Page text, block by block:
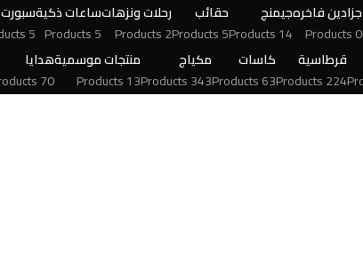
جزادين فاخره
0 Products
جيمنج
14 Products
حقائب
5 Products
رحلات ونزهات
2 Products
ساعات ذكية
5 Products
سبورت
5 Products
قرطاسية
224 Products
كاسات
63 Products
مكياج
343 Products
منتجات موسمية
13 Products
هدايا
70 Products